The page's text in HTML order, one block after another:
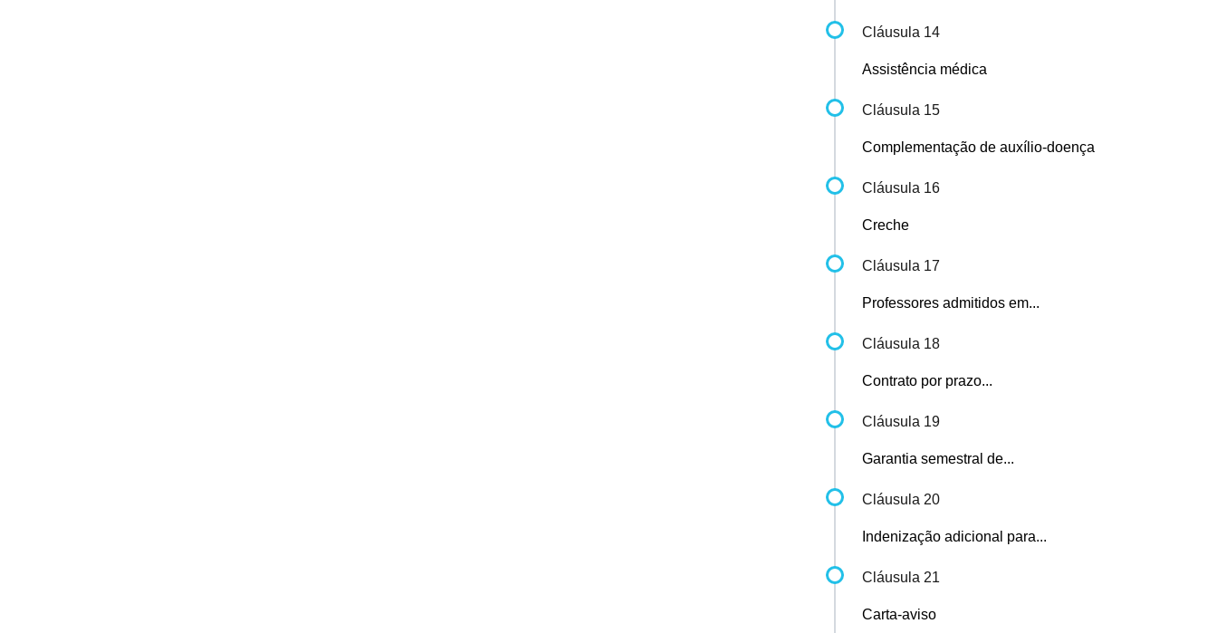
Cláusula 14
Assistência médica
Cláusula 15
Complementação de auxílio-doença
Cláusula 16
Creche
Cláusula 17
Professores admitidos em...
Cláusula 18
Contrato por prazo...
Cláusula 19
Garantia semestral de...
Cláusula 20
Indenização adicional para...
Cláusula 21
Carta-aviso